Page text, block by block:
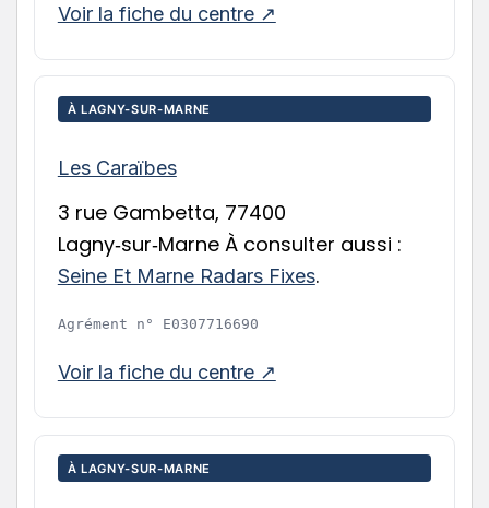
Voir la fiche du centre ↗
À LAGNY-SUR-MARNE
Les Caraïbes
3 rue Gambetta, 77400
Lagny‑sur‑Marne À consulter aussi :
Seine Et Marne Radars Fixes.
Agrément n° E0307716690
Voir la fiche du centre ↗
À LAGNY-SUR-MARNE